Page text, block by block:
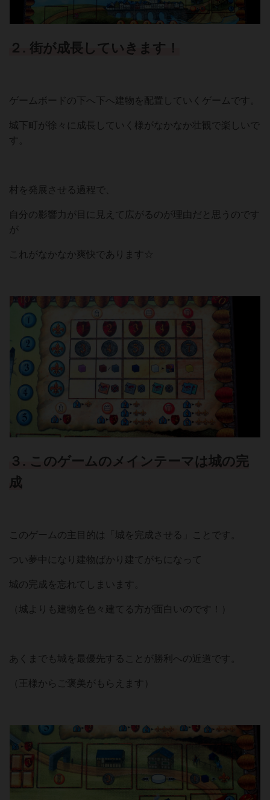
２. 街が成長していきます！
ゲームボードの下へ下へ建物を配置していくゲームです。
城下町が徐々に成長していく様がなかなか壮観で楽しいで
す。
村を発展させる過程で、
自分の影響力が目に見えて広がるのが理由だと思うのです
が
これがなかなか爽快であります☆
３. このゲームのメインテーマは城の完
成
このゲームの主目的は「城を完成させる」ことです。
つい夢中になり建物ばかり建てがちになって
城の完成を忘れてしまいます。
（城よりも建物を色々建てる方が面白いのです！）
あくまでも城を最優先することが勝利への近道です。
（王様からご褒美がもらえます）